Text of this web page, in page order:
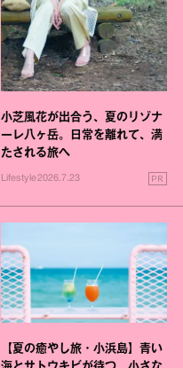
小芝風花が出合う、夏のリゾナ
ーレ八ヶ岳。日常を離れて、満
たされる旅へ
Lifestyle2026.7.23 PR
【夏の癒やし旅・小浜島】青い